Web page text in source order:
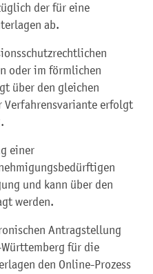
der für eine
ab.
oder im förmlichen
über den gleichen
Verfahrensvariante erfolgt
einer
und kann über den
werden.
Antragstellung
für die
den Online-Prozess